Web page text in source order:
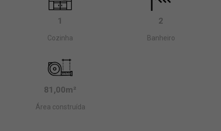
1
Cozinha
2
Banheiro
81,00m²
Área construída